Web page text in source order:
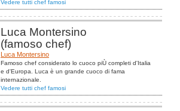
Vedere tutti chef famosi
Luca Montersino
(famoso chef)
Luca Montersino
Famoso chef considerato lo cuoco piÙ completi d'Italia
e d'Europa. Luca è un grande cuoco di fama
internazionale.
Vedere tutti chef famosi